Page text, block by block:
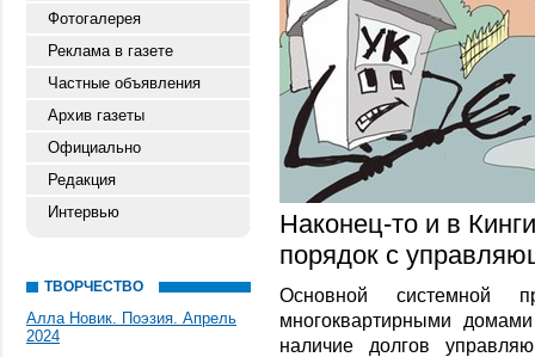
Фотогалерея
Реклама в газете
Частные объявления
Архив газеты
Официально
Редакция
Интервью
ТВОРЧЕСТВО
Алла Новик. Поэзия. Апрель
2024
Наконец-то и в
порядок с
Основной системной
многоквартирными
наличие долгов